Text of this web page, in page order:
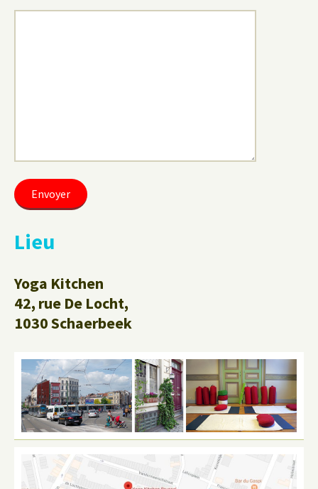
Lieu
Yoga Kitchen
42, rue De Locht,
1030 Schaerbeek